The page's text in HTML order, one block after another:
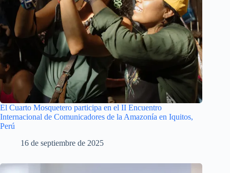
El Cuarto Mosquetero participa en el II Encuentro
Internacional de Comunicadores de la Amazonía en Iquitos,
Perú
16 de septiembre de 2025